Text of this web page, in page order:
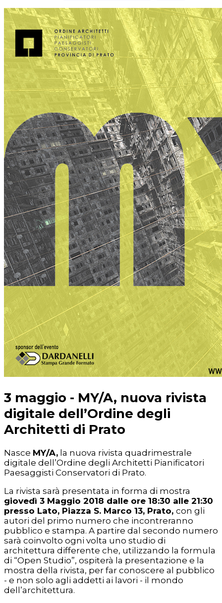
3 maggio - MY/A, nuova rivista
digitale dell’Ordine degli
Architetti di Prato
Nasce MY/A, la nuova rivista quadrimestrale
digitale dell’Ordine degli Architetti Pianificatori
Paesaggisti Conservatori di Prato.
La rivista sarà presentata in forma di mostra
giovedì 3 Maggio 2018 dalle ore 18:30 alle 21:30
presso Lato, Piazza S. Marco 13, Prato, con gli
autori del primo numero che incontreranno
pubblico e stampa. A partire dal secondo numero
sarà coinvolto ogni volta uno studio di
architettura differente che, utilizzando la formula
di “Open Studio”, ospiterà la presentazione e la
mostra della rivista, per far conoscere al pubblico
- e non solo agli addetti ai lavori - il mondo
dell’architettura.